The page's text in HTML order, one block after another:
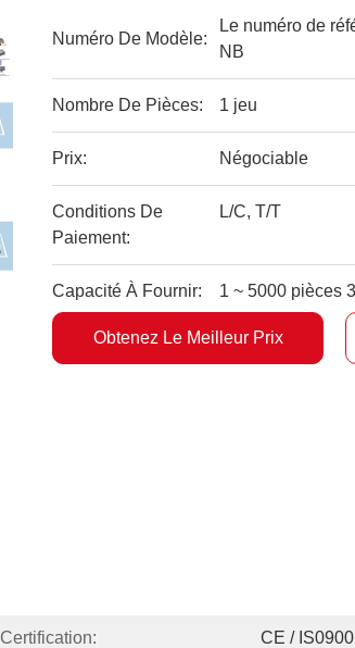
Numéro De Modèle:
Le numéro de
NB
Nombre De Pièces: 1 jeu
Prix: Négociable
Conditions De
Paiement:
L/C, T/T
Capacité À Fournir: 1 ~ 5000 pièces
Obtenez Le Meilleur Prix
Certification: CE /